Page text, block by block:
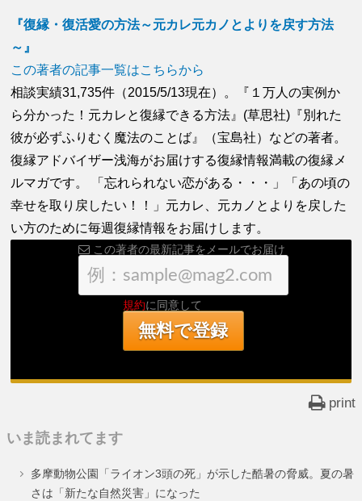
『復縁・復活愛の方法～元カレ元カノとよりを戻す方法
～』
この著者の記事一覧はこちらから
相談実績31,735件（2015/5/13現在）。『１万人の実例か
ら分かった！元カレと復縁できる方法』(草思社)『別れた
彼が必ずふりむく魔法のことば』（宝島社）などの著者。
復縁アドバイザー浅海がお届けする復縁情報満載の復縁メ
ルマガです。 「忘れられない恋がある・・・」「あの頃の
幸せを取り戻したい！！」元カレ、元カノとよりを戻した
い方のために毎週復縁情報をお届けします。
この著者の最新記事をメールでお届け
規約に同意して
print
いま読まれてます
多摩動物公園「ライオン3頭の死」が示した酷暑の脅威。夏の暑
さは「新たな自然災害」になった